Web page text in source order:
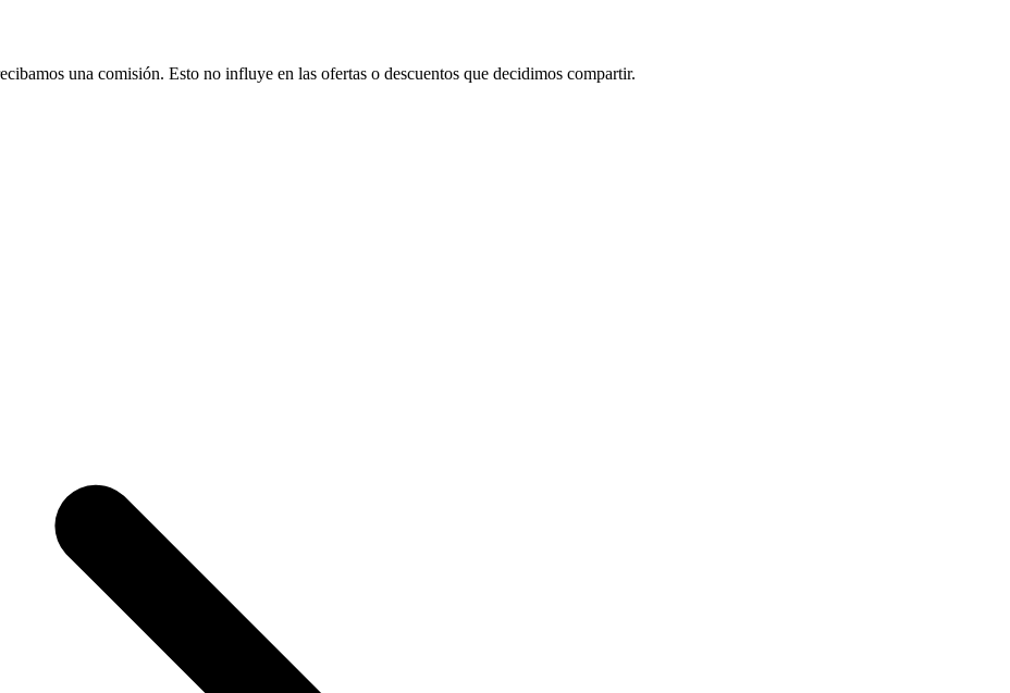
una comisión. Esto no influye en las ofertas o descuentos que decidimos compartir.